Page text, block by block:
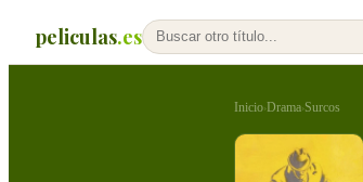
peliculas.es
Inicio›Drama›Surcos